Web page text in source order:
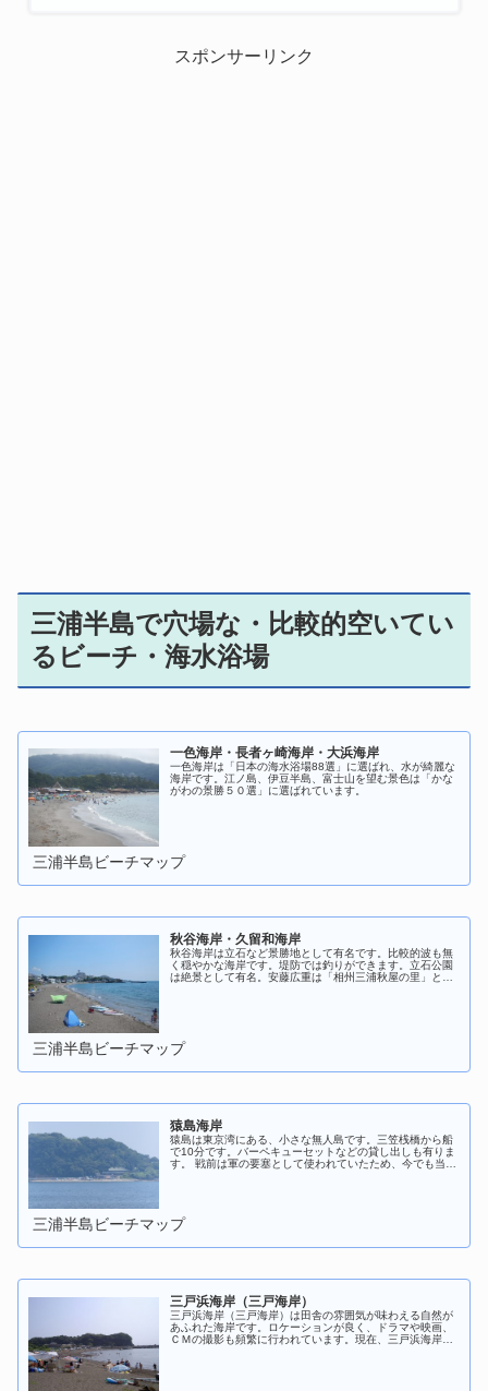
スポンサーリンク
三浦半島で穴場な・比較的空いてい
るビーチ・海水浴場
一色海岸・長者ヶ崎海岸・大浜海岸
一色海岸は「日本の海水浴場88選」に選ばれ、水が綺麗な
海岸です。江ノ島、伊豆半島、富士山を望む景色は「かな
がわの景勝５０選」に選ばれています。
三浦半島ビーチマップ
秋谷海岸・久留和海岸
秋谷海岸は立石など景勝地として有名です。比較的波も無
く穏やかな海岸です。堤防では釣りができます。立石公園
は絶景として有名。安藤広重は「相州三浦秋屋の里」と題
三浦半島ビーチマップ
猿島海岸
猿島は東京湾にある、小さな無人島です。三笠桟橋から船
で10分です。バーペキューセットなどの貸し出しも有りま
す。 戦前は軍の要塞として使われていたため、今でも当時
三浦半島ビーチマップ
三戸浜海岸（三戸海岸）
三戸浜海岸（三戸海岸）は田舎の雰囲気が味わえる自然が
あふれた海岸です。ロケーションが良く、ドラマや映画、
ＣＭの撮影も頻繁に行われています。現在、三戸浜海岸の